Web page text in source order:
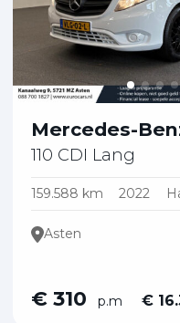
Mercedes-
110 CDI Lang
159.588 km 2022
Asten
€ 310 p.m €